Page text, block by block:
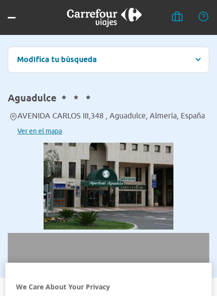
Modifica tu búsqueda
Aguadulce
AVENIDA CARLOS III,348 , Aguadulce, Almería, España
Ver en el mapa
We Care About Your Privacy